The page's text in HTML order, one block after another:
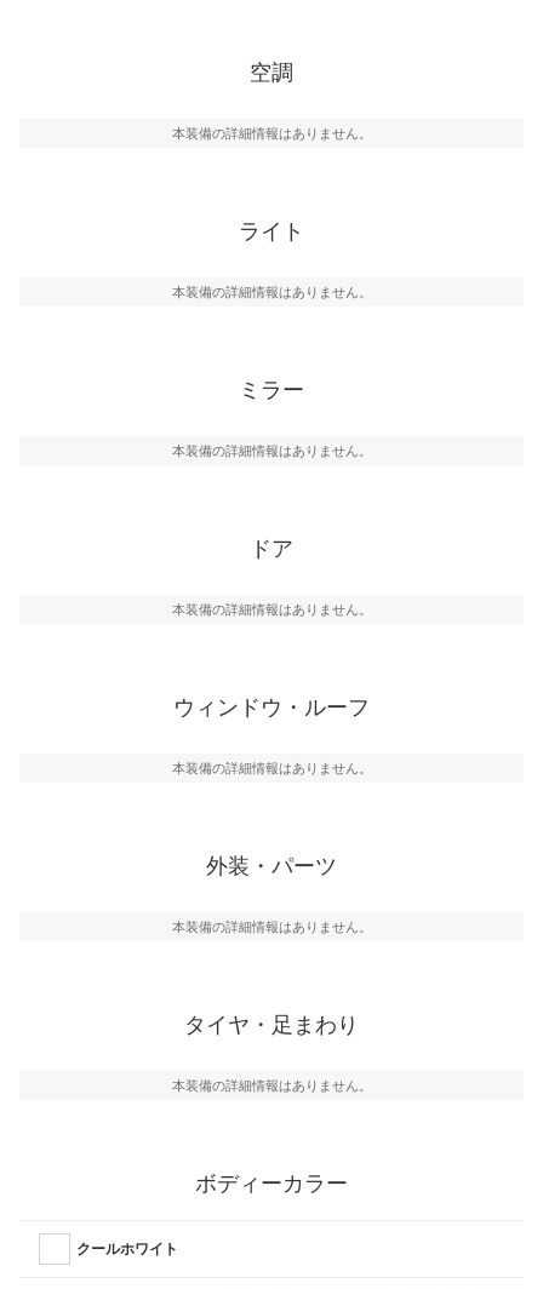
空調
本装備の詳細情報はありません。
ライト
本装備の詳細情報はありません。
ミラー
本装備の詳細情報はありません。
ドア
本装備の詳細情報はありません。
ウィンドウ・ルーフ
本装備の詳細情報はありません。
外装・パーツ
本装備の詳細情報はありません。
タイヤ・足まわり
本装備の詳細情報はありません。
ボディーカラー
クールホワイト